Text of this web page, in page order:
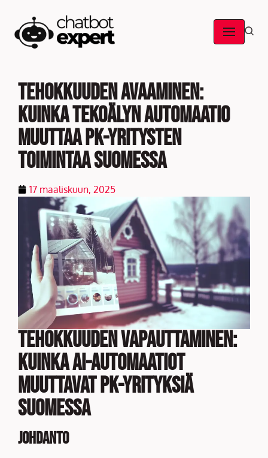
Skip
Tehokkuuden avaaminen:
Kuinka tekoälyn automaatio
muuttaa pk-yritysten
toimintaa Suomessa
17 maaliskuun, 2025
Tehokkuuden Vapauttaminen:
Kuinka AI-automaatiot
Muuttavat PK-yrityksiä
Suomessa
Johdanto